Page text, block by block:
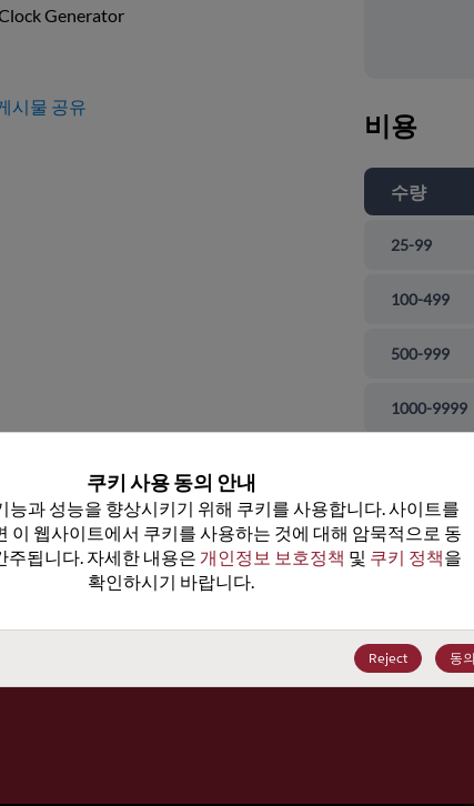
Generator
시물 공유
비용
수량
25-99
100-499
500-999
1000-9999
가격, 가용성 및
쿠키 사용 동의 안내
능과 성능을 향상시키기 위해 쿠키를 사용합니다. 사이트를
이 웹사이트에서 쿠키를 사용하는 것에 대해 암묵적으로 동
주됩니다. 자세한 내용은 개인정보 보호정책 및 쿠키 정책을
확인하시기 바랍니다.
Reject 동의